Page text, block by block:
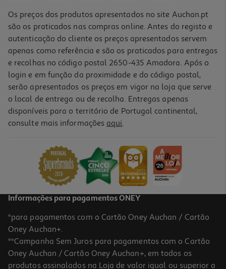
Champô Ultra Suave Água De Arroz 250ml
Os preços dos produtos apresentados no site Auchan.pt
são os praticados nas compras online. Antes do registo e
autenticação do cliente os preços apresentados servem
apenas como referência e são os praticados para entregas
e recolhas no código postal 2650-435 Amadora. Após o
login e em função da proximidade e do código postal,
serão apresentados os preços em vigor na loja que serve
o local de entrega ou de recolha. Entregas apenas
disponíveis para o território de Portugal continental,
consulte mais informações aqui.
Informações para pagamentos ONEY
*para pagamentos com o Cartão Oney Auchan / Cartão
Oney Auchan+.
**Campanha Sem Juros para pagamentos com o Cartão
Oney Auchan / Cartão Oney Auchan+, em todos os
produtos assinalados na Loja de valor igual ou superior a